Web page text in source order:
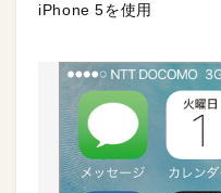
iPhone 5を使用